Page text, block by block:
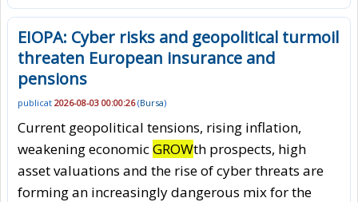
EIOPA: Cyber risks and geopolitical turmoil
threaten European insurance and
pensions
publicat 2026-08-03 00:00:26(Bursa)
Current geopolitical tensions, rising inflation,
weakening economicGROWth prospects, high
asset valuations and the rise of cyber threats are
forming an increasingly dangerous mix for the